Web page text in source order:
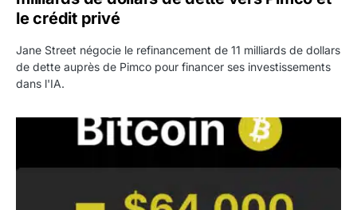
le crédit privé
Jane Street négocie le refinancement de 11 milliards de dollars
de dette auprès de Pimco pour financer ses investissements
dans l'IA.
Bitcoin stagne à 64 000 dollars pendant que les